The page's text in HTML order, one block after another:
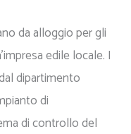
da alloggio per gli
edile locale. I
dipartimento
di
di controllo del